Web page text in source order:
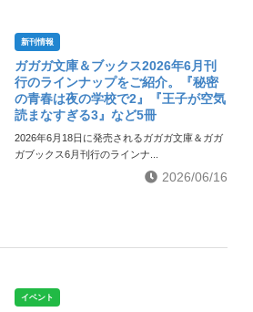
新刊情報
ガガガ文庫＆ブックス2026年6月刊
行のラインナップをご紹介。『秘密
の青春は夜の学校で2』『王子が空気
読まなすぎる3』など5冊
2026年6月18日に発売されるガガガ文庫＆ガガ
ガブックス6月刊行のラインナ...
2026/06/16
イベント